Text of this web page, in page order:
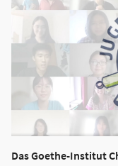
Das Goethe-Institut